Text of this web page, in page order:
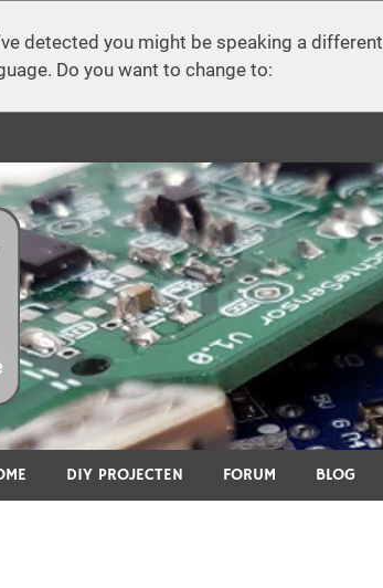
detected you might be speaking a different
Do you want to change to:
nerdiy.de - DIY,
om elektronica, DIY, 3D-printen, smart home
DIY PROJECTEN FORUM BLOG